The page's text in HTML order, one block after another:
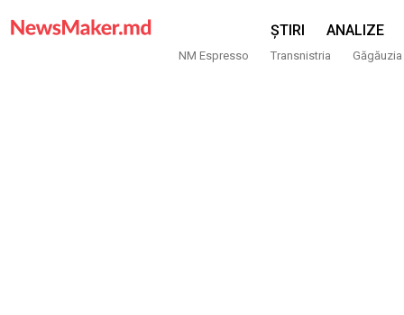
ȘTIRI ANALIZE
NM Espresso Transnistria Găgăuzia